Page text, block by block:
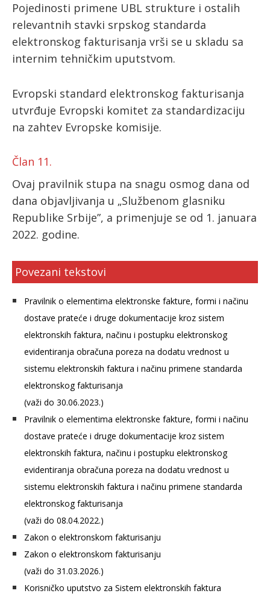
Pojedinosti primene UBL strukture i ostalih
relevantnih stavki srpskog standarda
elektronskog fakturisanja vrši se u skladu sa
internim tehničkim uputstvom.
Evropski standard elektronskog fakturisanja
utvrđuje Evropski komitet za standardizaciju
na zahtev Evropske komisije.
Član 11.
Ovaj pravilnik stupa na snagu osmog dana od
dana objavljivanja u „Službenom glasniku
Republike Srbije”, a primenjuje se od 1. januara
2022. godine.
Povezani tekstovi
Pravilnik o elementima elektronske fakture, formi i načinu
dostave prateće i druge dokumentacije kroz sistem
elektronskih faktura, načinu i postupku elektronskog
evidentiranja obračuna poreza na dodatu vrednost u
sistemu elektronskih faktura i načinu primene standarda
elektronskog fakturisanja
(važi do 30.06.2023.)
Pravilnik o elementima elektronske fakture, formi i načinu
dostave prateće i druge dokumentacije kroz sistem
elektronskih faktura, načinu i postupku elektronskog
evidentiranja obračuna poreza na dodatu vrednost u
sistemu elektronskih faktura i načinu primene standarda
elektronskog fakturisanja
(važi do 08.04.2022.)
Zakon o elektronskom fakturisanju
Zakon o elektronskom fakturisanju
(važi do 31.03.2026.)
Korisničko uputstvo za Sistem elektronskih faktura